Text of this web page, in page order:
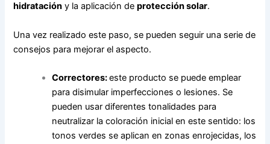
hidratación y la aplicación deprotección solar.
Una vez realizado este paso, se pueden seguir una serie de
consejos para mejorar el aspecto.
Correctores:este producto se puede emplear
para disimular imperfecciones o lesiones. Se
pueden usar diferentes tonalidades para
neutralizar la coloración inicial en este sentido: los
tonos verdes se aplican en zonas enrojecidas, los